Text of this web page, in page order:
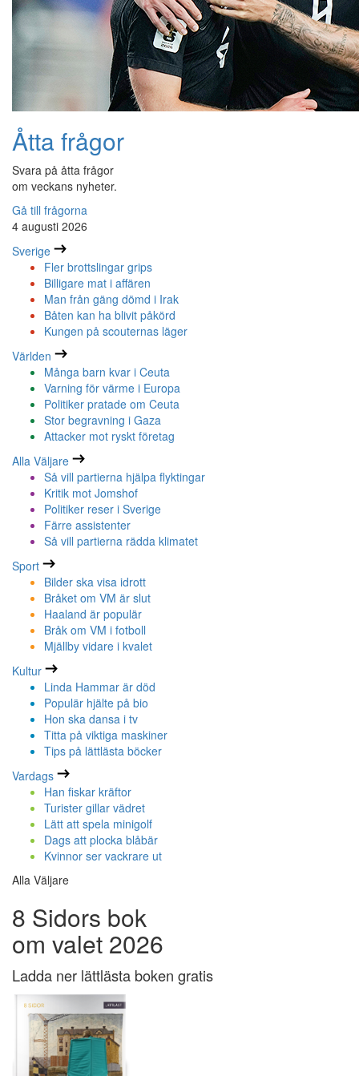
Åtta frågor
Svara på åtta frågor
om veckans nyheter.
Gå till frågorna
4 augusti 2026
Sverige
Fler brottslingar grips
Billigare mat i affären
Man från gäng dömd i Irak
Båten kan ha blivit påkörd
Kungen på scouternas läger
Världen
Många barn kvar i Ceuta
Varning för värme i Europa
Politiker pratade om Ceuta
Stor begravning i Gaza
Attacker mot ryskt företag
Alla Väljare
Så vill partierna hjälpa flyktingar
Kritik mot Jomshof
Politiker reser i Sverige
Färre assistenter
Så vill partierna rädda klimatet
Sport
Bilder ska visa idrott
Bråket om VM är slut
Haaland är populär
Bråk om VM i fotboll
Mjällby vidare i kvalet
Kultur
Linda Hammar är död
Populär hjälte på bio
Hon ska dansa i tv
Titta på viktiga maskiner
Tips på lättlästa böcker
Vardags
Han fiskar kräftor
Turister gillar vädret
Lätt att spela minigolf
Dags att plocka blåbär
Kvinnor ser vackrare ut
Alla Väljare
8 Sidors bok
om valet 2026
Ladda ner lättlästa boken gratis